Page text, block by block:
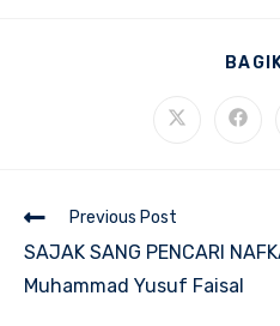
Opens
Opens
Read
articles
Previous Post
SAJAK SANG PENCARI
Muhammad Yusuf Faisal